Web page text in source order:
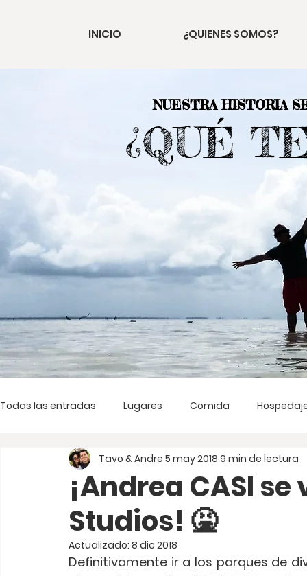
INICIO ¿QUIENES SOMOS?
NUESTRA HISTORIA
¿QUÉ
Todas las entradas Lugares Comida
¡Andrea CASI
Studios! 🤮
Tavo & Andre 5 may 2018 9 min de lectura
Actualizado: 8 dic 2018
Definitivamente ir a los parques de